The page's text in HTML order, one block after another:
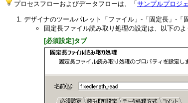
プロセスフローおよびデータフローは、「 サンプルプロジ
デザイナのツールパレット「ファイル」-「固定長」-「
固定長ファイル読み取り処理の設定は、以下のよ
[必須設定]タブ